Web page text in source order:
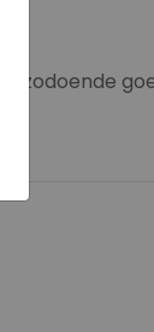
zodoende